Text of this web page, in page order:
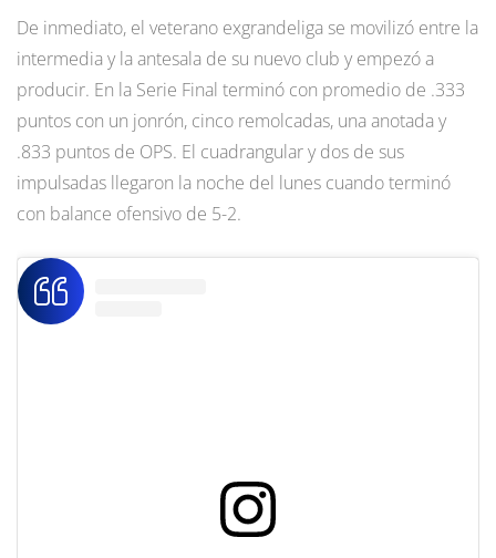
De inmediato, el veterano exgrandeliga se movilizó entre la
intermedia y la antesala de su nuevo club y empezó a
producir. En la Serie Final terminó con promedio de .333
puntos con un jonrón, cinco remolcadas, una anotada y
.833 puntos de OPS. El cuadrangular y dos de sus
impulsadas llegaron la noche del lunes cuando terminó
con balance ofensivo de 5-2.